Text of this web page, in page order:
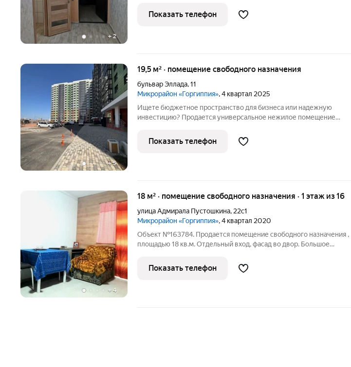
+ 2
коммунальные платежи. Развитая инфраструктура района , все в
шаговой доступности.
Показать телефон
+5
19,5 м² · помещение свободного назначения
бульвар Эллада,11
Микрорайон «Горгиппия», 4 квартал 2025
Ищете бюджетное пространство для бизнеса или надежную
инвестицию? Продается универсальное нежилое помещение
развивающихся районов Анапы ЖК «Горгиппия». Преимущества
объекта: 1. Удачное
Показать телефон
+ 4
18 м² · помещение свободного назначения · 1 этаж из 16
улица Адмирала Пустошкина, 22с1
Микрорайон «Горгиппия», 4 квартал 2020
Объект №163784. Продается помещение свободного назначения ,
площадью 18 кв.м. Отдельный вход, фасад во двор. Большое
солнца.Очень тепло зимой, а летом не жарко.Всегда сухо.Нет
канализационных
Показать телефон